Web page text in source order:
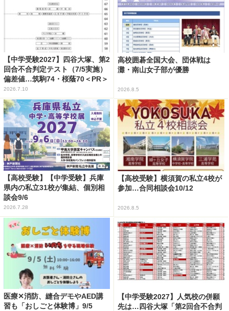
【中学受験2027】四谷大塚、第2
回合不合判定テスト（7/5実施）
偏差値…筑駒74・桜蔭70＜PR＞
2026.7.10
高校囲碁全国大会、団体戦は
灘・南山女子部が優勝
2026.8.5
【高校受験】【中学受験】兵庫
県内の私立31校が集結、個別相
談会9/6
2026.7.28
【高校受験】横須賀の私立4校が
参加…合同相談会10/12
2026.8.5
医療✕消防、縫合デモやAED講
習も「おしごと体験博」9/5
【中学受験2027】人気校の併願
先は…四谷大塚「第2回合不合判